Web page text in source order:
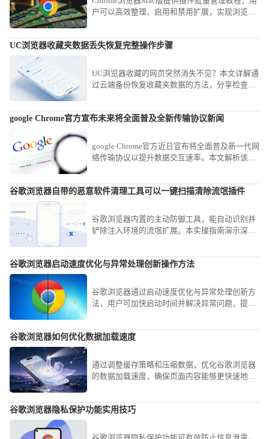
户可以高效整理、启用和禁用扩展，实现浏览器
UC浏览器收藏夹数据丢失恢复完整操作步骤
UC浏览器收藏的网页突然消失不见？本文详解通
过云端备份恢复收藏夹数据的方法，分享检查缓
google Chrome官方宣布未来将全面普及全新传输协议新闻
google Chrome官方近日宣布将全面普及新一代网
络传输协议以提升数据交互速率。本文解析该新
谷歌浏览器自带的恶意软件清理工具可以一键扫描清除流氓插件
谷歌浏览器内置的主动防御工具，能自动识别并
铲除注入环境的流氓扩展。本实操指南演示深度
谷歌浏览器启动速度优化与异常处理创新操作方法
谷歌浏览器通过启动速度优化与异常处理创新方
法，用户可加快启动时间并解决异常问题，提升
谷歌浏览器如何优化数据加载速度
通过调整缓存策略和压缩数据，优化谷歌浏览器
的数据加载速度，确保页面内容能够更快速地加
谷歌浏览器隐私保护功能实用技巧